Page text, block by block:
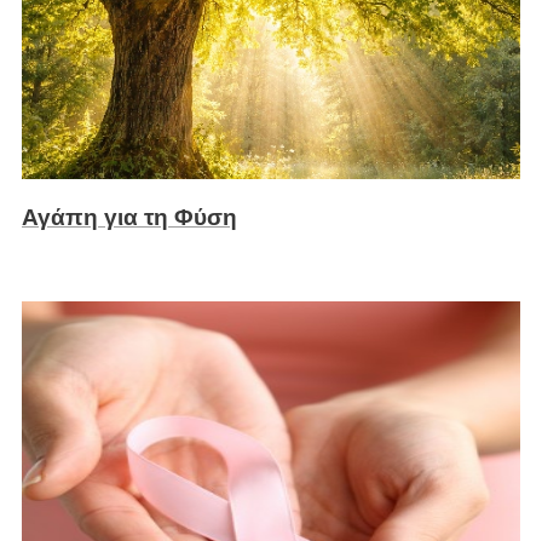
Αγάπη για τη Φύση